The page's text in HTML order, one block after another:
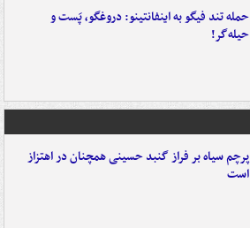
حمله تند فیگو به اینفانتینو: دروغگو، پَست‌ و
حیله‌گر!
پرچم سیاه بر فراز گنبد حسینی همچنان در اهتزاز
است